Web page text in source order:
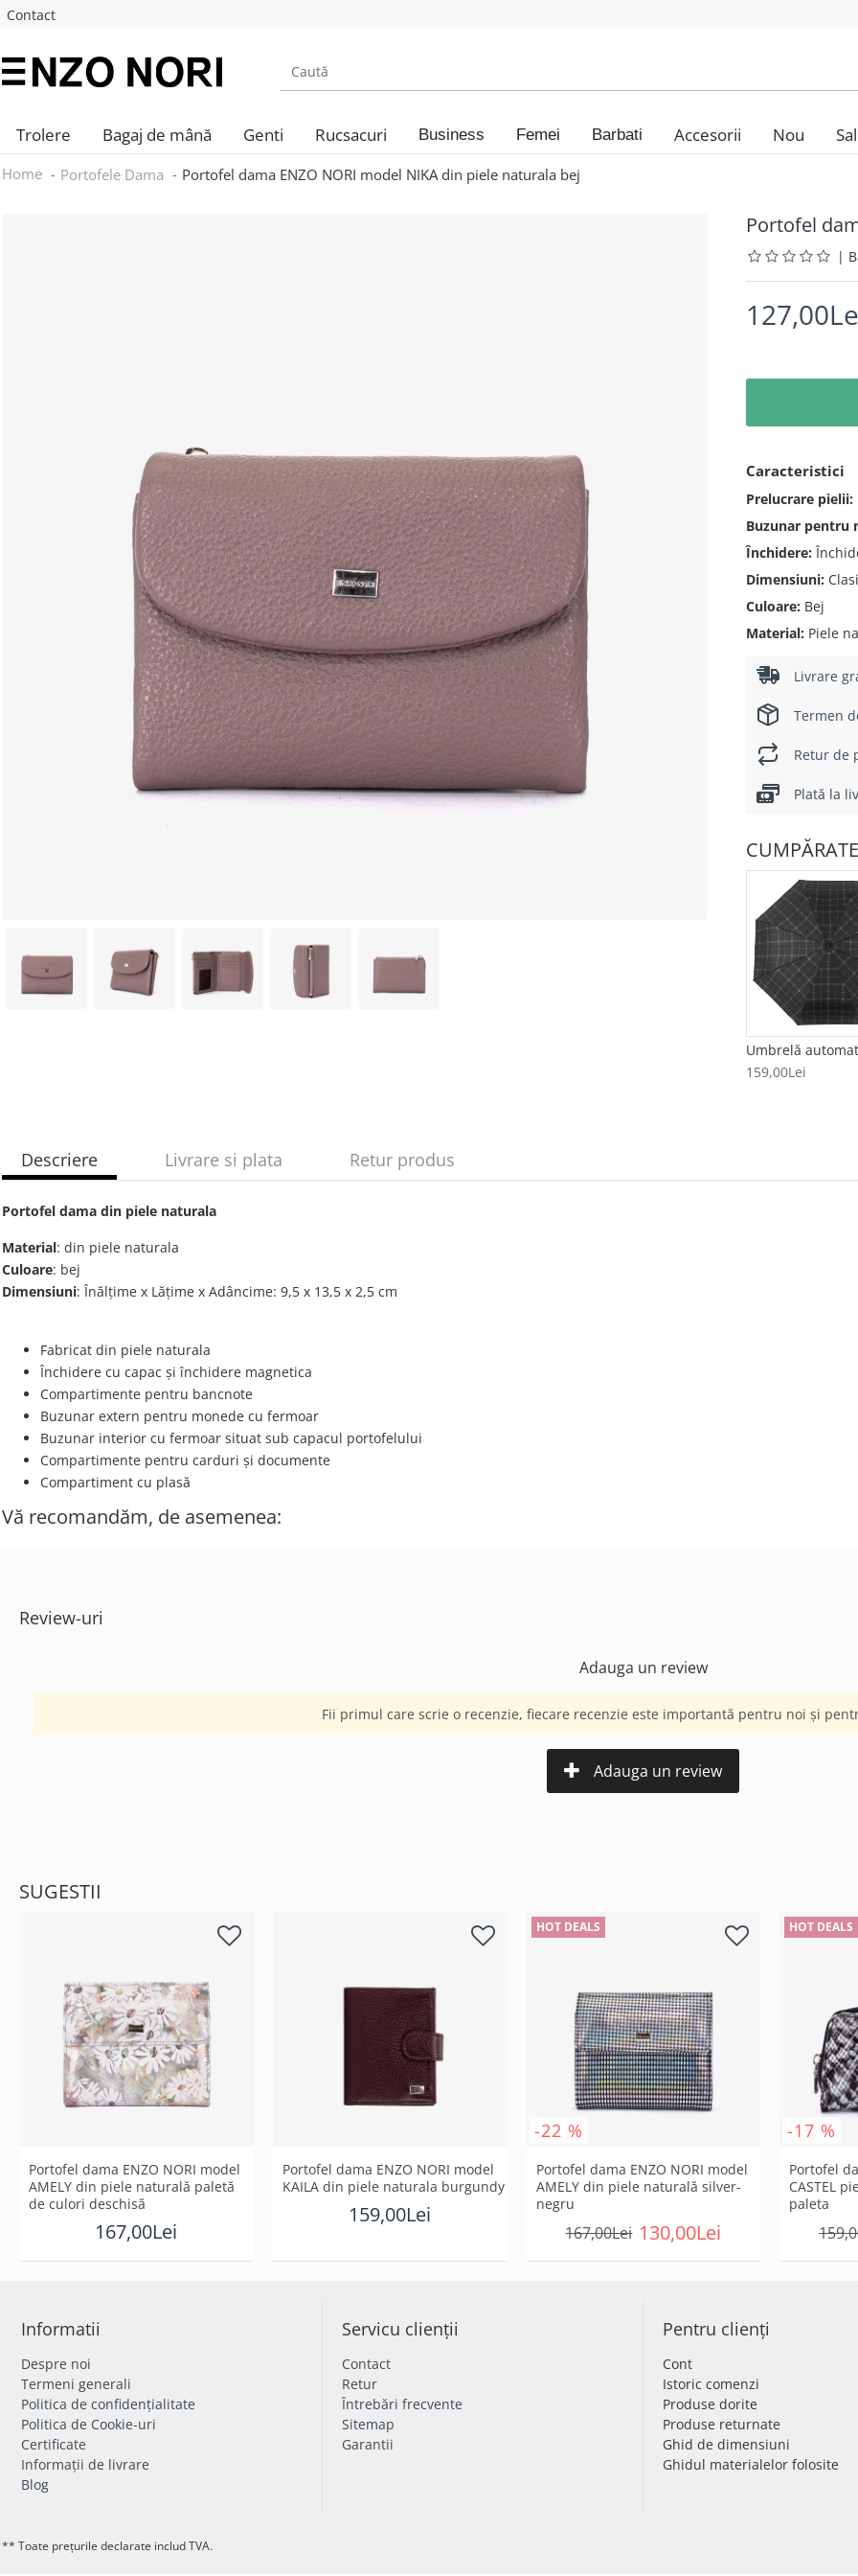
Contact
Trolere Bagaj de mână Genti Rucsacuri Business Femei Barbati Accesorii Nou
Home Portofele Dama Portofel dama ENZO NORI model NIKA din piele naturala bej
Portofel
|
Caracteristici
Prelucrare pielii:
Buzunar pentru
Închidere:
Dimensiuni:
Culoare: Bej
Material: Piele
Livrare
Termen
Retur de
Plată la
159,00Lei
Descriere Livrare si plata Retur produs
Portofel dama din piele naturala
Material: din piele naturala
Culoare: bej
Dimensiuni: Înălțime x Lățime x Adâncime: 9,5 х 13,5 х 2,5 cm
Fabricat din piele naturala
Închidere cu capac și închidere magnetica
Compartimente pentru bancnote
Buzunar extern pentru monede cu fermoar
Buzunar interior cu fermoar situat sub capacul portofelului
Compartimente pentru carduri și documente
Compartiment cu plasă
Vă recomandăm, de asemenea:
Review-uri
Adauga un review
Fii primul care scrie o recenzie, fiecare recenzie este importantă pentru noi și
Adauga un review
SUGESTII
Portofel dama ENZO NORI model
AMELY din piele naturală paletă
de culori deschisă
167,00Lei
Portofel dama ENZO NORI model
KAILA din piele naturala burgundy
159,00Lei
HOT DEALS
-22 %
Portofel dama ENZO NORI model
AMELY din piele naturală silver-
negru
130,00Lei
167,00Lei
HOT DEALS
-17 %
Portofel
CASTEL
paleta
Informatii
Despre noi
Termeni generali
Politica de confidențialitate
Politica de Cookie-uri
Certificate
Informații de livrare
Blog
Servicu clienții
Contact
Retur
Întrebări frecvente
Sitemap
Garantii
Pentru clienți
Cont
Istoric comenzi
Produse dorite
Produse returnate
Ghid de dimensiuni
Ghidul materialelor folosite
** Toate prețurile declarate includ TVA.